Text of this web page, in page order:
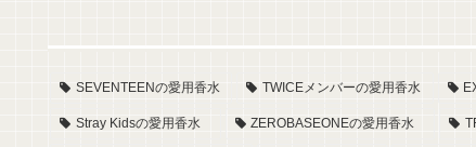
SEVENTEENの愛用香水 TWICEメンバーの愛用香水
Stray Kidsの愛用香水 ZEROBASEONEの愛用香水